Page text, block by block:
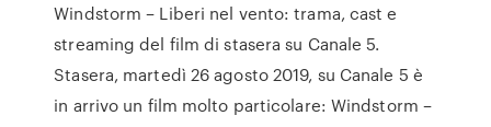
Windstorm – Liberi nel vento: trama, cast e
streaming del film di stasera su Canale 5.
Stasera, martedì 26 agosto 2019, su Canale 5 è
in arrivo un film molto particolare: Windstorm –